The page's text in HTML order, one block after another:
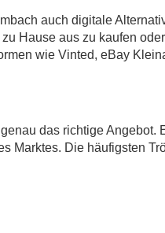
auch digitale
Hause aus zu kaufen
wie Vinted, eBay
das richtige Angebot.
Marktes. Die häufigsten